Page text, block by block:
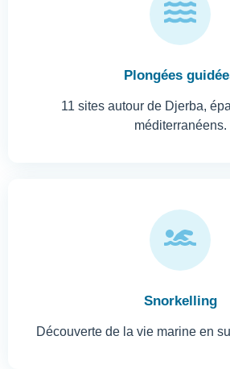
Plongées
11 sites autour de Djerba,
méditerranéens.
Snorkelling
Découverte de la vie marine en